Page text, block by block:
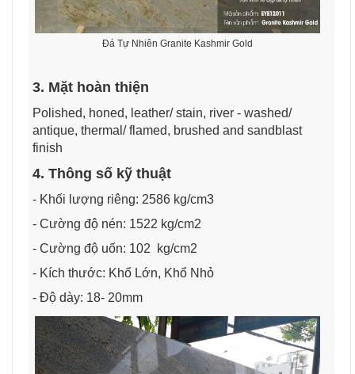
Đá Tự Nhiên Granite Kashmir Gold
3. Mặt hoàn thiện
Polished, honed, leather/ stain, river - washed/
antique, thermal/ flamed, brushed and sandblast
finish
4. Thông số kỹ thuật
- Khối lượng riêng: 2586 kg/cm3
- Cường độ nén: 1522 kg/cm2
- Cường độ uốn: 102 kg/cm2
- Kích thước: Khổ Lớn, Khổ Nhỏ
- Độ dày: 18- 20mm